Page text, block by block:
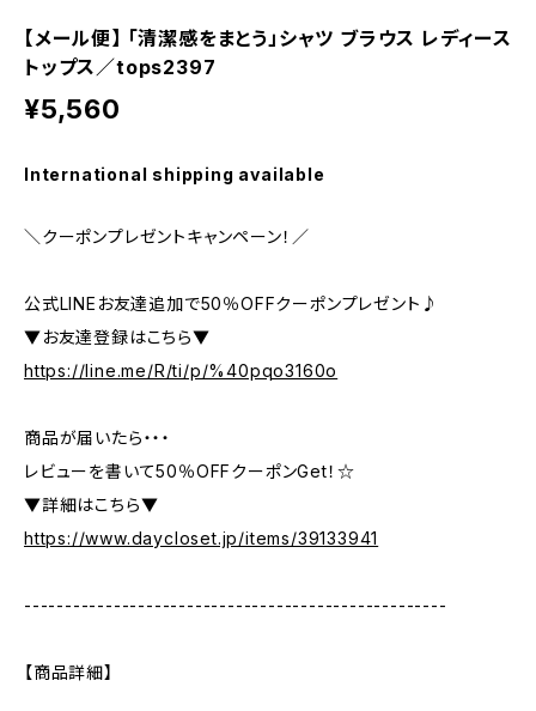
【メール便】 「清潔感をまとう」シャツ ブラウス レディース
トップス／tops2397
¥5,560
International shipping available
＼クーポンプレゼントキャンペーン！／
公式LINEお友達追加で50％OFFクーポンプレゼント♪
▼お友達登録はこちら▼
https://line.me/R/ti/p/%40pqo3160o
商品が届いたら・・・
レビューを書いて50％OFFクーポンGet！☆
▼詳細はこちら▼
https://www.daycloset.jp/items/39133941
----------------------------------------------------
【商品詳細】